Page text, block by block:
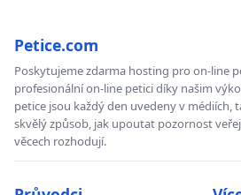
Petice.com
Poskytujeme zdarma hosting pro on-line
profesionální on-line petici díky našim
petice jsou každý den uvedeny v médiích,
skvělý způsob, jak upoutat pozornost
věcech rozhodují.